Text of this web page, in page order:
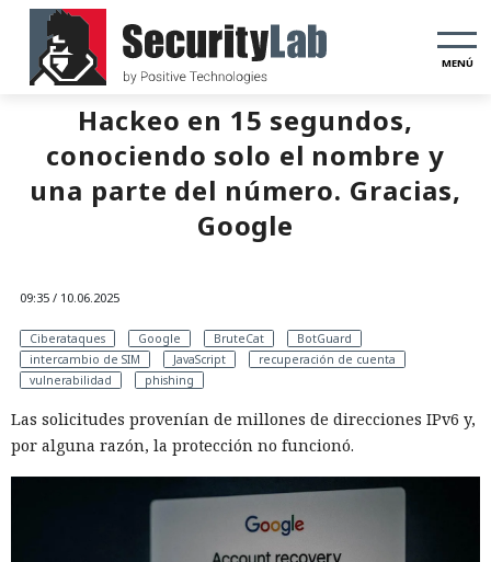
MENÚ
Hackeo en 15 segundos,
conociendo solo el nombre y
una parte del número. Gracias,
Google
09:35 / 10.06.2025
Ciberataques Google BruteCat
BotGuard
intercambio de SIM
JavaScript
recuperación de cuenta
vulnerabilidad
phishing
Las solicitudes provenían de millones de direcciones IPv6 y,
por alguna razón, la protección no funcionó.